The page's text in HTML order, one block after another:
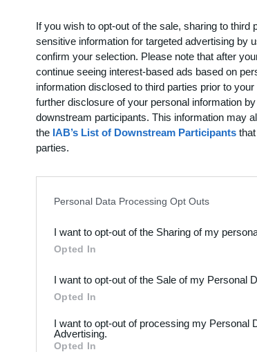
If you wish to opt-out of the sale, sharing to
sensitive information for targeted advertising by
confirm your selection. Please note that after
continue seeing interest-based ads based on
information disclosed to third parties prior to
further disclosure of your personal information
downstream participants. This information may
the IAB’s List of Downstream Participants
parties.
Personal Data Processing Opt Outs
I want to opt-out of the Sharing of my
Opted In
I want to opt-out of the Sale of my Personal
Opted In
I want to opt-out of processing my Personal
Advertising.
Opted In